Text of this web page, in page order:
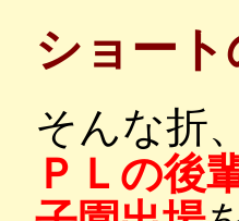
ショー
そんな折
ＰＬの後